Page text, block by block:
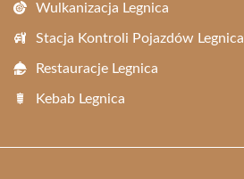
Wulkanizacja Legnica
Stacja Kontroli Pojazdów Legnica
Restauracje Legnica
Kebab Legnica